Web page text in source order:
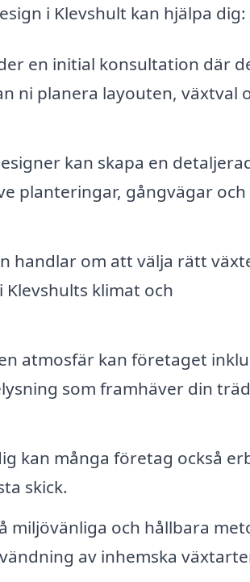
i Klevshult kan hjälpa dig:
en initial konsultation där
ni planera layouten, växtval
kan skapa en
planteringar, gångvägar och
handlar om att välja rätt
klimat och
atmosfär kan företaget
som framhäver din
kan många företag också
skick.
miljövänliga och hållbara
av inhemska